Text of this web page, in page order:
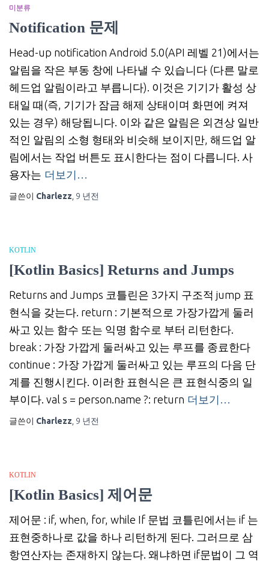
미분류
Notification 문제
Head-up notification Android 5.0(API 레벨 21)에서는
알림을 작은 부동 창에 나타낼 수 있습니다 (다른 말로
헤드업 알림이라고 부릅니다). 이것은 기기가 활성 상
태일 때(즉, 기기가 잠금 해제 상태이며 화면에 켜져
있는 경우) 해당됩니다. 이와 같은 알림은 외견상 일반
적인 알림의 소형 형태와 비슷해 보이지만, 해드업 알
림에서는 작업 버튼도 표시한다는 점이 다릅니다. 사
용자는 더보기…
글쓴이 Charlezz 9 년전
KOTLIN
[Kotlin Basics] Returns and Jumps
Returns and Jumps 코틀린은 3가지 구조적 jump 표
현식을 갖는다. return : 기본적으로 가장가깝게 둘러
싸고 있는 함수 또는 익명 함수로 부터 리턴한다.
break : 가장 가깝게 둘러싸고 있는 루프를 종료한다
continue : 가장 가깝게 둘러싸고 있는 루프의 다음 단
계를 진행시킨다. 이러한 표현식은 큰 표현식중의 일
부이다. val s = person.name ?: return 더보기…
글쓴이 Charlezz 9 년전
KOTLIN
[Kotlin Basics] 제어문
제어문 : if, when, for, while If 문법 코틀린에서는 if 는
표현중하나로 값을 하나 리턴하게 된다. 그러므로 삼
항연산자는 존재하지 않는다. 왜냐하면 if문법이 그 역